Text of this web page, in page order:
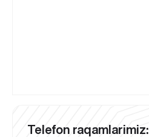
Telefon raqamlarimiz: